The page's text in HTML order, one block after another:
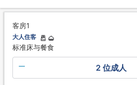
客房1
大人住客
标准床与餐食
2 位成人